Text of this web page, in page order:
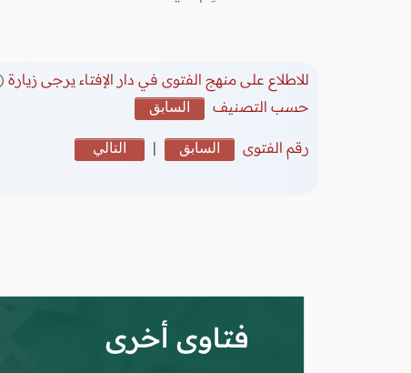
للاطلاع على منهج الفتوى في دار الإفتاء يرجى زيارة
حسب التصنيف
السابق
رقم الفتوى السابق | التالي
فتاوى أخرى